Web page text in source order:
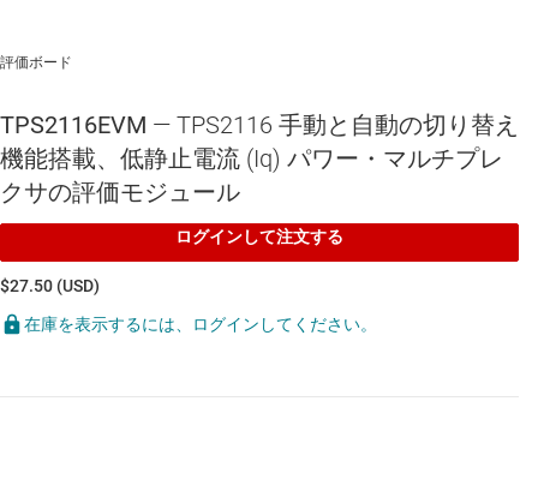
評価ボード
TPS2116EVM — TPS2116 手動と自動の切り替え
機能搭載、低静止電流 (Iq) パワー・マルチプレ
クサの評価モジュール
ログインして注文する
$27.50 (USD)
在庫を表示するには、ログインしてください。